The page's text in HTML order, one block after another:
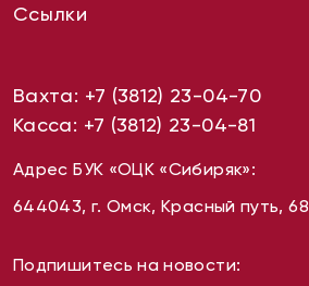
Ссылки
Вахта: +7 (3812) 23-04-70
Касса: +7 (3812) 23-04-81
Адрес БУК «ОЦК «Сибиряк»:
644043, г. Омск, Красный путь, 68
Подпишитесь на новости: